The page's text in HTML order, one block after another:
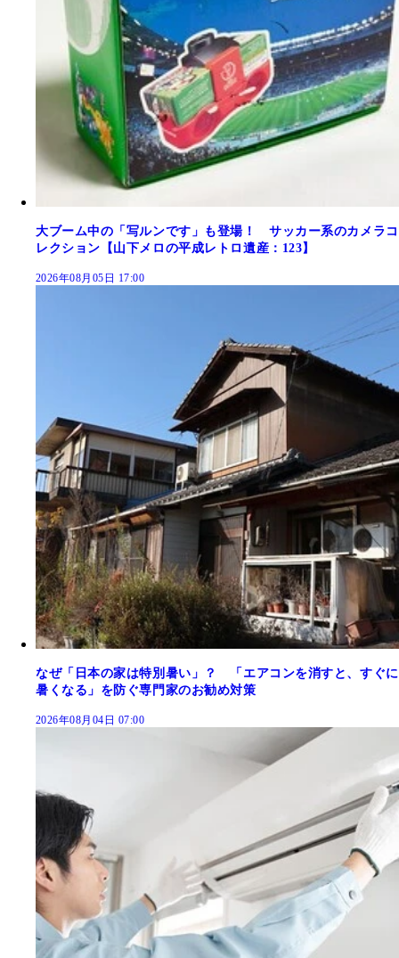
大ブーム中の「写ルンです」も登場！ サッカー系のカメラコ
レクション【山下メロの平成レトロ遺産：123】
2026年08月05日 17:00
なぜ「日本の家は特別暑い」？ 「エアコンを消すと、すぐに
暑くなる」を防ぐ専門家のお勧め対策
2026年08月04日 07:00